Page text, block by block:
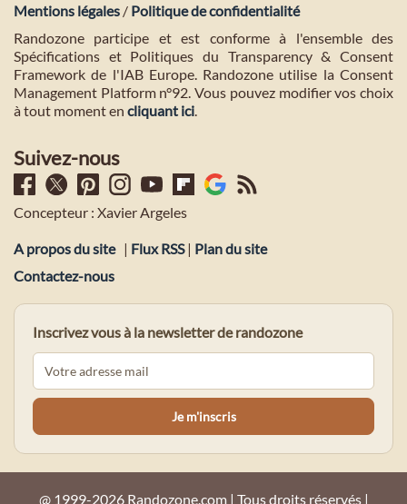
Mentions légales / Politique de confidentialité
Randozone participe et est conforme à l'ensemble des
Spécifications et Politiques du Transparency & Consent
Framework de l'IAB Europe. Randozone utilise la Consent
Management Platform n°92. Vous pouvez modifier vos choix
à tout moment en cliquant ici.
Suivez-nous
Concepteur : Xavier Argeles
A propos du site | Flux RSS| Plan du site
Contactez-nous
Inscrivez vous à la newsletter de randozone
@ 1999-2026 Randozone.com | Tous droits réservés |